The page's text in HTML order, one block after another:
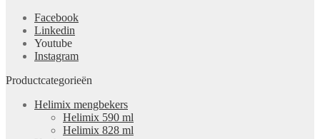
Facebook
Linkedin
Youtube
Instagram
Productcategorieën
Helimix mengbekers
Helimix 590 ml
Helimix 828 ml